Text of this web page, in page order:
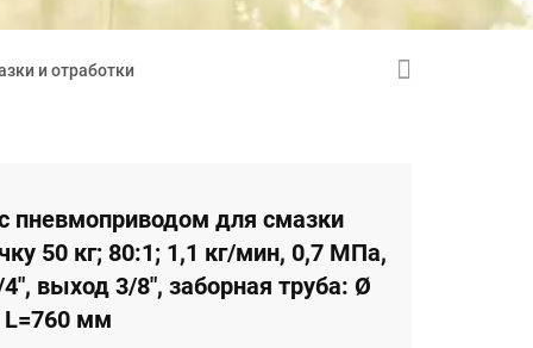
и отработки
пневмоприводом для смазки
50 кг; 80:1; 1,1 кг/мин, 0,7 МПа,
выход 3/8", заборная труба: Ø
мм